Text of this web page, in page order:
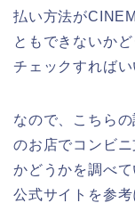
払い方法が
ともできないか
チェックすれば
なので、こちら
のお店でコンビ
かどうかを調べ
公式サイトを参考